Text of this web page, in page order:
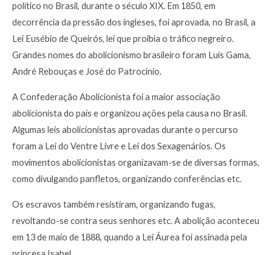
político no Brasil, durante o século XIX. Em 1850, em
decorrência da pressão dos ingleses, foi aprovada, no Brasil, a
Lei Eusébio de Queirós, lei que proibia o tráfico negreiro.
Grandes nomes do abolicionismo brasileiro foram Luís Gama,
André Rebouças e José do Patrocínio.
A Confederação Abolicionista foi a maior associação
abolicionista do país e organizou ações pela causa no Brasil.
Algumas leis abolicionistas aprovadas durante o percurso
foram a Lei do Ventre Livre e Lei dos Sexagenários. Os
movimentos abolicionistas organizavam-se de diversas formas,
como divulgando panfletos, organizando conferências etc.
Os escravos também resistiram, organizando fugas,
revoltando-se contra seus senhores etc. A abolição aconteceu
em 13 de maio de 1888, quando a Lei Áurea foi assinada pela